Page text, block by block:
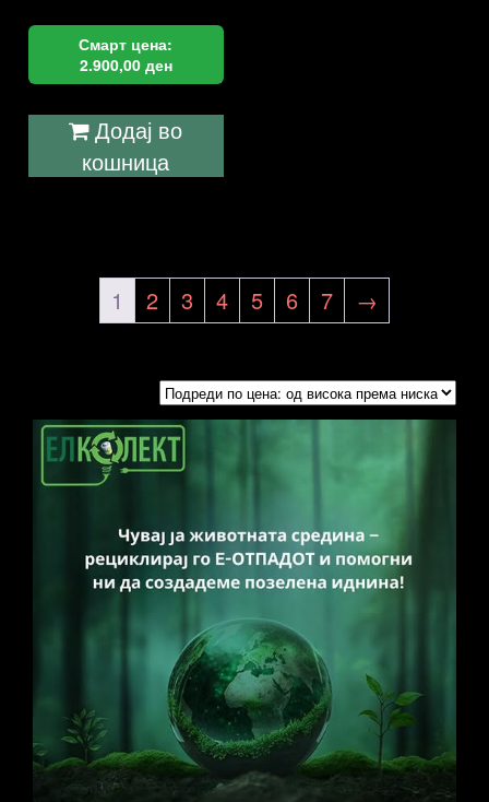
Смарт цена:
2.900,00 ден
Додај во
кошница
1 2 3 4 5 6 7 →